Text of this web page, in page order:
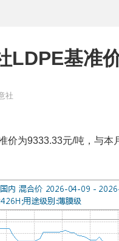
LDPE基准
社
价为9333.33元/吨，与本